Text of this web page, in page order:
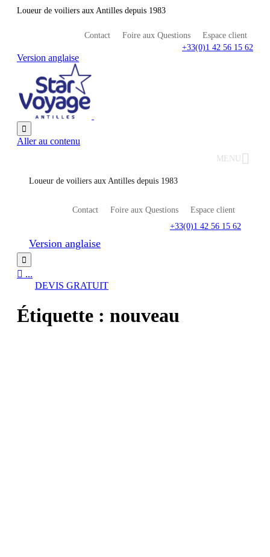
Loueur de voiliers aux Antilles depuis 1983
Contact Foire aux Questions
Espace client
+33(0)1 42 56 15 62
Version anglaise

Aller au contenu
MENU
Loueur de voiliers aux Antilles depuis 1983
Contact Foire aux Questions
Espace client
+33(0)1 42 56 15 62
Version anglaise

 ...
DEVIS GRATUIT
Étiquette : nouveau